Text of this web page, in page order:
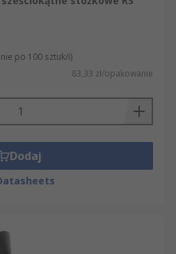
po 100 sztuk/i)
83,33 zł/opakowanie
Dodaj